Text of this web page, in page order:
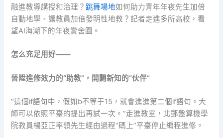
融進教導講授和治理？ 跳舞場地如何助力青年年夜先生加倍
自動地學、讓教員加倍發明性地教？記者走進多所高校，看
望AI海潮下的年夜黌舍園。
怎么充足用好——
晉陞進修效力的“助教”，開闢新知的“伙伴”
“這個if語句中，假如b不等于15，就會進進第二個if語句。大
師可以依照平臺的提出再試一次。”走進教室，北郵盤算機學
院教員楊亞正率領先生經由過程“碼上”平臺停止編程進修。